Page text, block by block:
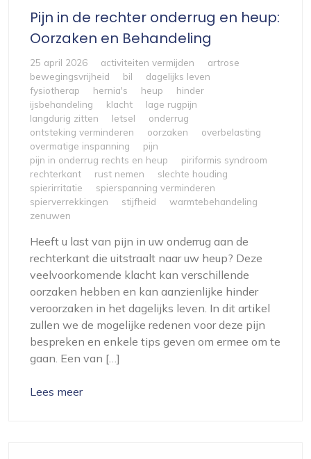
Pijn in de rechter onderrug en heup:
Oorzaken en Behandeling
25 april 2026 activiteiten vermijden
artrose
bewegingsvrijheid
bil
dagelijks leven
fysiotherap
hernia's heup
hinder
ijsbehandeling
klacht
lage rugpijn
langdurig zitten
letsel
onderrug
ontsteking verminderen
oorzaken
overbelasting
overmatige inspanning
pijn
pijn in onderrug rechts en heup
piriformis syndroom
rechterkant
rust nemen
slechte houding
spierirritatie
spierspanning verminderen
spierverrekkingen
stijfheid
warmtebehandeling
zenuwen
Heeft u last van pijn in uw onderrug aan de
rechterkant die uitstraalt naar uw heup? Deze
veelvoorkomende klacht kan verschillende
oorzaken hebben en kan aanzienlijke hinder
veroorzaken in het dagelijks leven. In dit artikel
zullen we de mogelijke redenen voor deze pijn
bespreken en enkele tips geven om ermee om te
gaan. Een van […]
Lees meer